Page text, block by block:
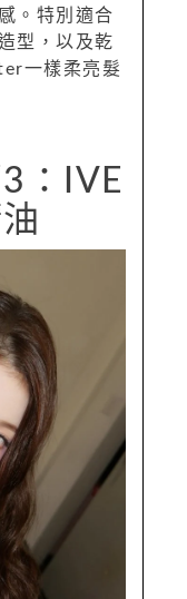
。特別適合
型，以及乾
一樣柔亮髮
：IVE